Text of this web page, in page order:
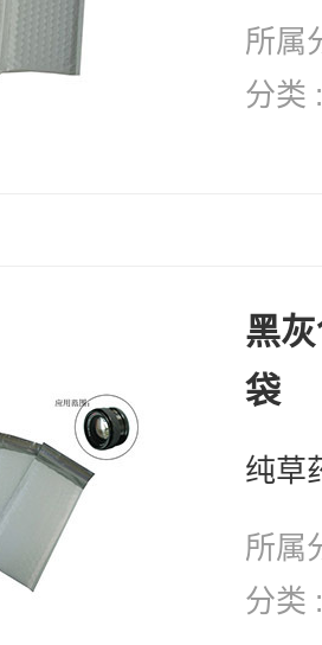
所属
分类
黑
袋
所属
分类